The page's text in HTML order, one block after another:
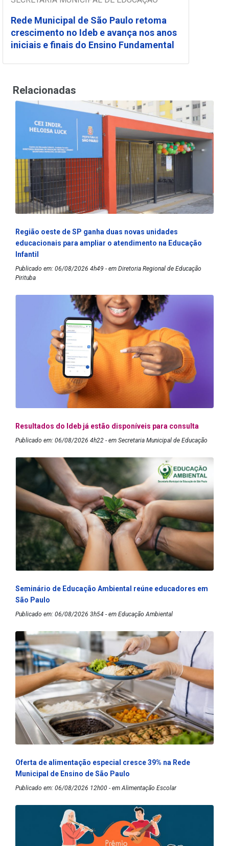
Rede Municipal de São Paulo retoma
crescimento no Ideb e avança nos anos
iniciais e finais do Ensino Fundamental
Relacionadas
Região oeste de SP ganha duas novas unidades
educacionais para ampliar o atendimento na Educação
Infantil
Publicado em: 06/08/2026 4h49 - em Diretoria Regional de Educação
Pirituba
Resultados do Ideb já estão disponíveis para consulta
Publicado em: 06/08/2026 4h22 - em Secretaria Municipal de Educação
Seminário de Educação Ambiental reúne educadores em
São Paulo
Publicado em: 06/08/2026 3h54 - em Educação Ambiental
Oferta de alimentação especial cresce 39% na Rede
Municipal de Ensino de São Paulo
Publicado em: 06/08/2026 12h00 - em Alimentação Escolar